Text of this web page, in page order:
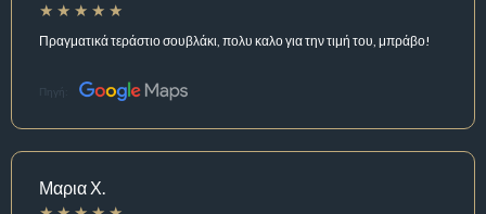
Πραγματικά τεράστιο σουβλάκι, πολυ καλο για την τιμή του, μπράβο!
Πηγή:
Μαρια Χ.